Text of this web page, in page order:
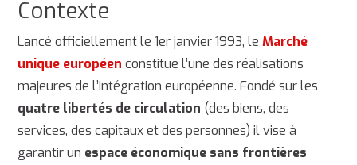
Contexte
Lancé officiellement le 1er janvier 1993, leMarché
unique européen constitue l’une des réalisations
majeures de l’intégration européenne. Fondé sur les
quatre libertés de circulation (des biens, des
services, des capitaux et des personnes) il vise à
garantir un espace économique sans frontières